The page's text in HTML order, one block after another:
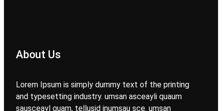
About Us
Lorem Ipsum is simply dummy text of the printing
and typesetting industry. umsan asceayli quaum
sausceayl quam, tellusid inumsau sce. umsan